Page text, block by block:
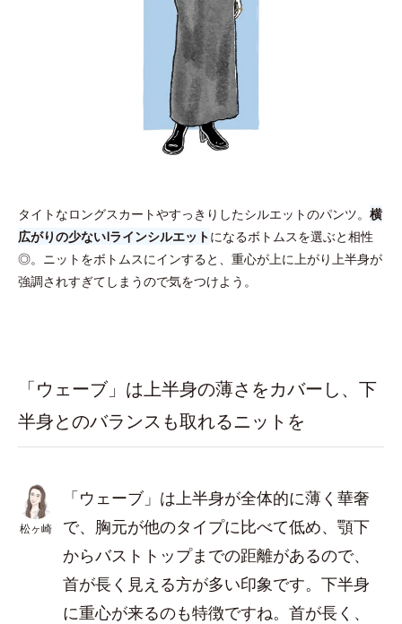
タイトなロングスカートやすっきりしたシルエットのパンツ。 横
広がりの少ないIラインシルエットになるボトムスを選ぶと相性
◎。ニットをボトムスにインすると、重心が上に上がり上半身が
強調されすぎてしまうので気をつけよう。
「ウェーブ」は上半身の薄さをカバーし、下
半身とのバランスも取れるニットを
松ヶ崎
「ウェーブ」は上半身が全体的に薄く華奢
で、胸元が他のタイプに比べて低め、顎下
からバストトップまでの距離があるので、
首が長く見える方が多い印象です。下半身
に重心が来るのも特徴ですね。首が長く、